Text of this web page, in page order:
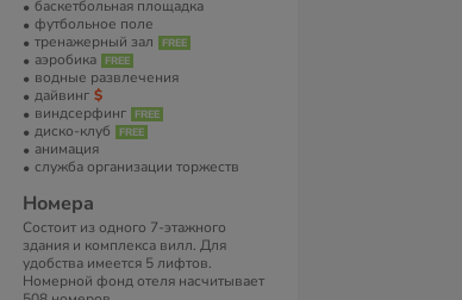
баскетбольная площадка
футбольное поле
тренажерный зал
аэробика
водные развлечения
дайвинг
виндсерфинг
диско-клуб
анимация
служба организации торжеств
Номера
Состоит из одного 7-этажного
здания и комплекса вилл. Для
удобства имеется 5 лифтов.
Номерной фонд отеля насчитывает